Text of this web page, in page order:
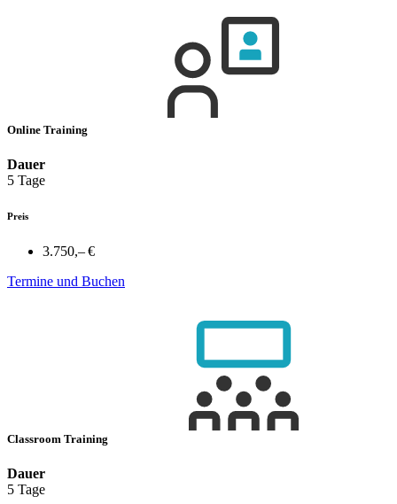
Online Training
Dauer
5 Tage
Preis
3.750,– €
Termine und Buchen
Classroom Training
Dauer
5 Tage